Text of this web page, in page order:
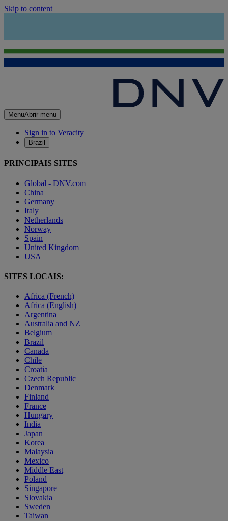
Skip to content
MenuAbrir menu
Sign in to Veracity
Brazil
PRINCIPAIS SITES
Global - DNV.com
China
Germany
Italy
Netherlands
Norway
Spain
United Kingdom
USA
SITES LOCAIS:
Africa (French)
Africa (English)
Argentina
Australia and NZ
Belgium
Brazil
Canada
Chile
Croatia
Czech Republic
Denmark
Finland
France
Hungary
India
Japan
Korea
Malaysia
Mexico
Middle East
Poland
Singapore
Slovakia
Sweden
Taiwan